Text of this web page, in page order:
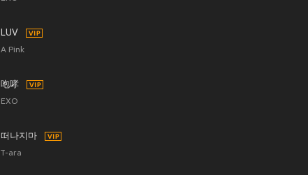
LUV
A Pink
咆哮
EXO
떠나지마
T-ara